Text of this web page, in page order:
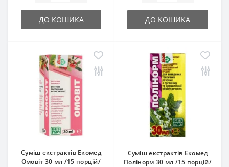
ДО КОШИКА ДО КОШИКА
Суміш екстрактів Екомед
Омовіт 30 мл /15 порцій/
Суміш екстрактів Екомед
Полінорм 30 мл /15 порцій/